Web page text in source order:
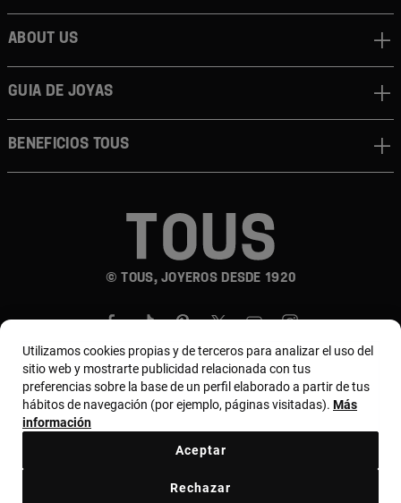
© TOUS, JOYEROS DESDE 1920
About us
Guia de joyas
Beneficios TOUS
País y moneda:Costa Rica / US Dollar
Utilizamos cookies propias y de terceros para analizar el uso del
sitio web y mostrarte publicidad relacionada con tus
preferencias sobre la base de un perfil elaborado a partir de tus
hábitos de navegación (por ejemplo, páginas visitadas). Más
información
Rechazar
Aceptar